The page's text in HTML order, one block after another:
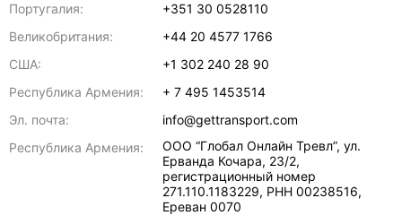
Португалия:
+351 30 0528110
Великобритания:
+44 20 4577 1766
США:
+1 302 240 28 90
Республика Армения:
+ 7 495 1453514
Эл. почта:
info@gettransport.com
Республика Армения:
ООО “Глобал Онлайн Тревл”, ул.
Ерванда Кочара, 23/2,
регистрационный номер
271.110.1183229, РНН 00238516,
Ереван 0070